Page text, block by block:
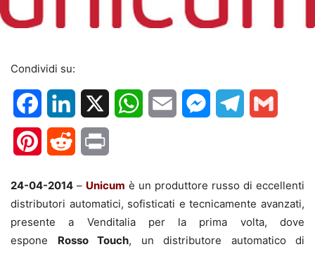
Condividi su:
FacebookLinkedIn WhatsApp
Email MessengerTelegram
PinterestReddit
24-04-2014 – Unicum è un produttore russo di eccellenti
distributori automatici, sofisticati e tecnicamente avanzati,
presente a Venditalia per la prima volta, dove
espone Rosso Touch, un distributore automatico di